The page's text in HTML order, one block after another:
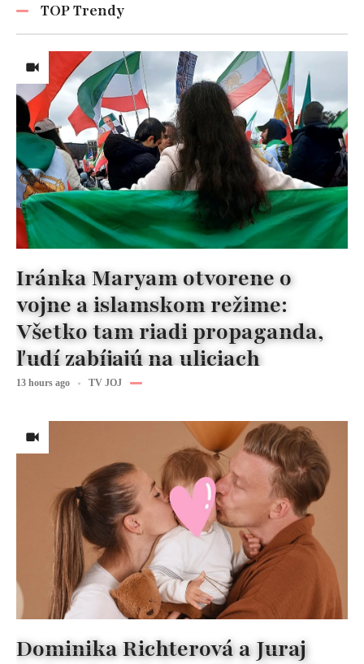
TOP Trendy
Iránka Maryam otvorene o
vojne a islamskom režime:
Všetko tam riadi propaganda,
ľudí zabíjajú na uliciach
13 hours ago TV JOJ
Dominika Richterová a Juraj